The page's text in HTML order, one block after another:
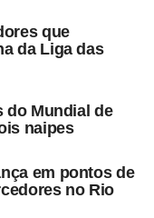
que
da Liga das
do Mundial de
naipes
em pontos de
no Rio